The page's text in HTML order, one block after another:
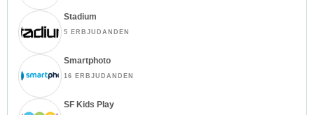
Stadium
5 ERBJUDANDEN
Smartphoto
16 ERBJUDANDEN
SF Kids Play